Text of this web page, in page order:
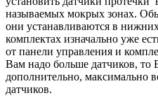
называемых мокрых зонах.
они устанавливаются в
комплектах изначально уже
от панели управления и
Вам надо больше датчиков,
дополнительно, максимально
датчиков.